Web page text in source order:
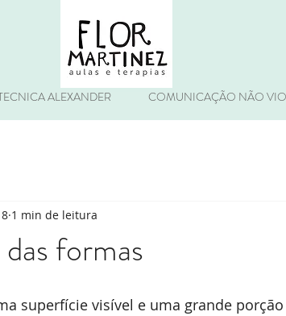
ALEXANDER COMUNICAÇÃO NÃO
formas
1 min de leitura
superfície visível e uma grande